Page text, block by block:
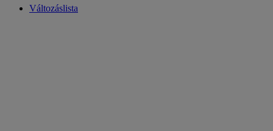
Változáslista